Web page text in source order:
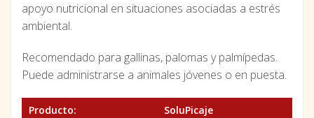
apoyo nutricional en situaciones asociadas a estrés
ambiental.
Recomendado para gallinas, palomas y palmípedas.
Puede administrarse a animales jóvenes o en puesta.
Producto:
SoluPicaje